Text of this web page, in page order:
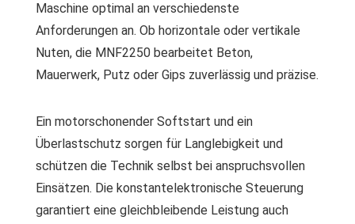
Maschine optimal an verschiedenste
Anforderungen an. Ob horizontale oder vertikale
Nuten, die MNF2250 bearbeitet Beton,
Mauerwerk, Putz oder Gips zuverlässig und präzise.
Ein motorschonender Softstart und ein
Überlastschutz sorgen für Langlebigkeit und
schützen die Technik selbst bei anspruchsvollen
Einsätzen. Die konstantelektronische Steuerung
garantiert eine gleichbleibende Leistung auch